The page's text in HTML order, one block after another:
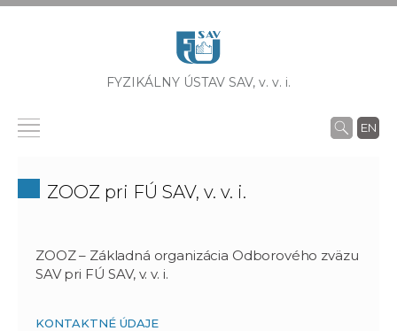
FYZIKÁLNY ÚSTAV SAV, v. v. i.
EN
ZOOZ pri FÚ SAV, v. v. i.
ZOOZ – Základná organizácia Odborového zväzu
SAV pri FÚ SAV, v. v. i.
KONTAKTNÉ ÚDAJE